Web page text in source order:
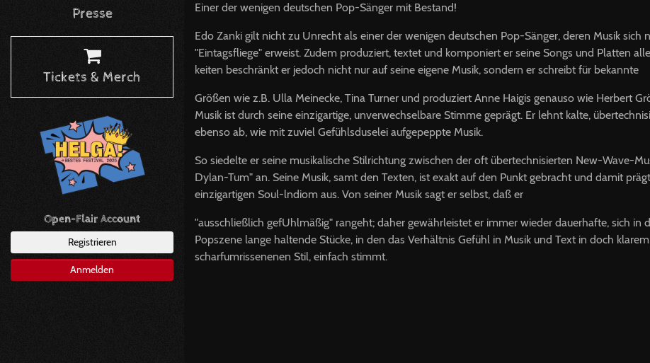
Presse
Tickets & Merch
Open-Flair Account
Registrieren
Anmelden
Einer der wenigen deutschen Pop-Sänger mit Bestand!
Edo Zanki gilt nicht zu Unrecht als einer der wenigen deutschen Pop-Sänger, deren Musik sich
"Eintagsfliege" erweist. Zudem produziert, textet und komponiert er seine Songs und Platten
keiten beschränkt er jedoch nicht nur auf seine eigene Musik, sondern er schreibt für bekannte
Größen wie z.B. Ulla Meinecke, Tina Turner und produziert Anne Haigis genauso wie Herbert
Musik ist durch seine einzigartige, un­verwechselbare Stimme geprägt. Er lehnt kalte,
ebenso ab, wie mit zuviel Gefühlsduselei aufgepeppte Musik.
So siedelte er seine musikalische Stilrichtung zwischen der oft übertechnisierten New-Wave-
Dylan-Tum" an. Seine Musik, samt den Texten, ist exakt auf den Punkt gebracht und damit
einzigartigen Soul-lndiom aus. Von seiner Musik sagt er selbst, daß er
"ausschließlich gefUhlmäßig" rangeht; daher gewährleistet er immer wieder dauerhafte, sich in
Popszene lange haltende Stücke, in den das Verhältnis Gefühl in Musik und Text in doch
scharfumrissenenen Stil, einfach stimmt.